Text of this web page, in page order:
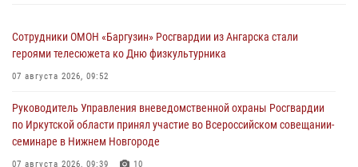
Сотрудники ОМОН «Баргузин» Росгвардии из Ангарска стали
героями телесюжета ко Дню физкультурника
07 августа 2026, 09:52
Руководитель Управления вневедомственной охраны Росгвардии
по Иркутской области принял участие во Всероссийском совещании-
семинаре в Нижнем Новгороде
07 августа 2026, 09:39 10